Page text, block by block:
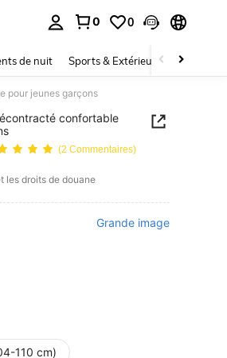
0 0
de nuit Sports & Extérieur Enfants
pour jeunes garçons
confortable
(2 Commentaires)
les droits de douane
Grande image
110 cm)